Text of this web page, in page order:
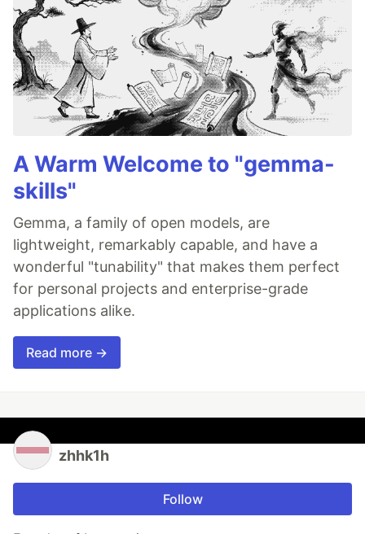
A Warm Welcome to "gemma-
skills"
Gemma, a family of open models, are
lightweight, remarkably capable, and have a
wonderful "tunability" that makes them perfect
for personal projects and enterprise-grade
applications alike.
Read more →
zhhk1h
Follow